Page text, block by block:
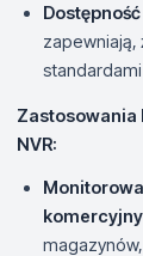
zapewniają,
Zastosowania
NVR: